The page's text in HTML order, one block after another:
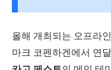
올해 개최되는 오프라
마크 코펜하겐에서 연